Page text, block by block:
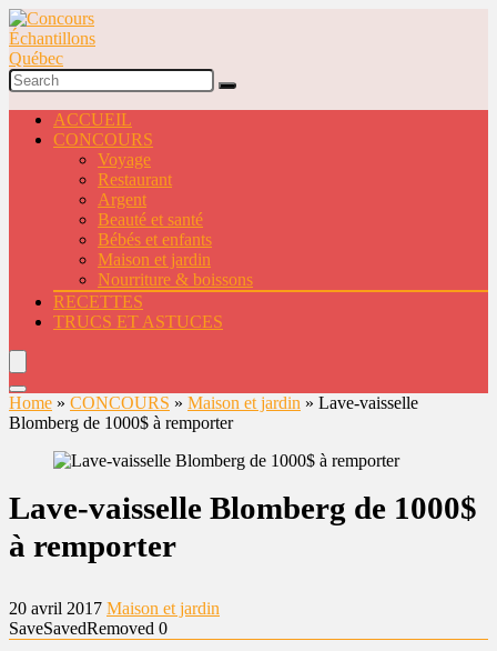
ACCUEIL
CONCOURS
Voyage
Restaurant
Argent
Beauté et santé
Bébés et enfants
Maison et jardin
Nourriture & boissons
RECETTES
TRUCS ET ASTUCES
Home » CONCOURS » Maison et jardin » Lave-vaisselle
Blomberg de 1000$ à remporter
Lave-vaisselle Blomberg de 1000$
à remporter
20 avril 2017 Maison et jardin
SaveSavedRemoved 0